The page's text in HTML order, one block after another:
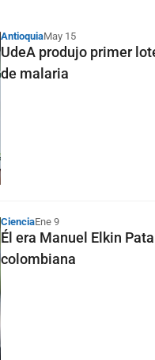
AntioquiaMay 15
UdeA produjo primer
de malaria
CienciaEne 9
Él era Manuel Elkin
colombiana